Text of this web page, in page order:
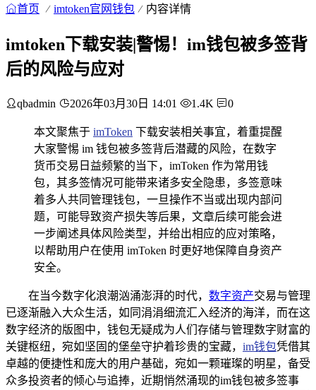
首页 imtoken官网钱包 内容详情
imtoken下载安装|警惕！im钱包被多签背
后的风险与应对
qbadmin 2026年03月30日 14:01 1.4K 0
本文聚焦于 imToken 下载安装相关事宜，着重提醒
大家警惕 im 钱包被多签背后潜藏的风险，在数字
货币交易日益频繁的当下，imToken 作为常用钱
包，其多签情况可能带来诸多安全隐患，多签意味
着多人共同管理钱包，一旦操作不当或出现内部问
题，可能导致资产损失等后果，文章后续可能会进
一步阐述具体风险类型，并给出相应的应对策略，
以帮助用户在使用 imToken 时更好地保障自身资产
安全。
在当今数字化浪潮汹涌澎湃的时代， 数字资产交易与管理
已逐渐融入大众生活，如同涓涓细流汇入经济的海洋，而在这
数字经济的版图中，钱包无疑成为人们存储与管理数字财富的
关键枢纽，宛如坚固的堡垒守护着珍贵的宝藏， im钱包凭借其
卓越的便捷性和庞大的用户基础，宛如一颗璀璨的明星，备受
众多投资者的倾心与追捧，近期悄然涌现的im钱包被多签事